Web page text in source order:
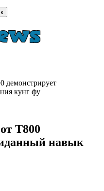
демонстрирует
кунг фу
Т800
навык